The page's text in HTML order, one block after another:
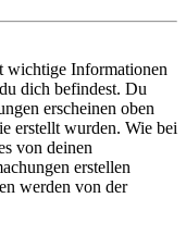
wichtige Informationen
dich befindest. Du
erscheinen oben
erstellt wurden. Wie bei
von deinen
erstellen
werden von der